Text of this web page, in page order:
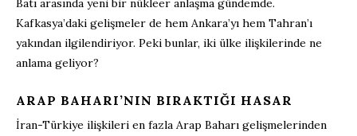
Batı arasında yeni bir nükleer anlaşma gündemde.
Kafkasya’daki gelişmeler de hem Ankara’yı hem Tahran’ı
yakından ilgilendiriyor. Peki bunlar, iki ülke ilişkilerinde ne
anlama geliyor?
ARAP BAHARI’NIN BIRAKTIĞI HASAR
İran-Türkiye ilişkileri en fazla Arap Baharı gelişmelerinden